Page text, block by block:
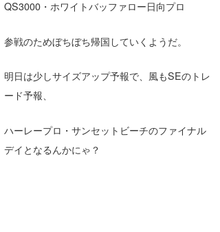
QS3000・ホワイトバッファロー日向プロ
参戦のためぼちぼち帰国していくようだ。
明日は少しサイズアップ予報で、風もSEのトレ
ード予報、
ハーレープロ・サンセットビーチのファイナル
デイとなるんかにゃ？
大野”MAR”修聖
喜納海人
H
KID
KY